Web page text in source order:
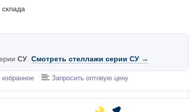
СУ Смотреть стеллажи серии СУ →
избранное Запросить оптовую цену